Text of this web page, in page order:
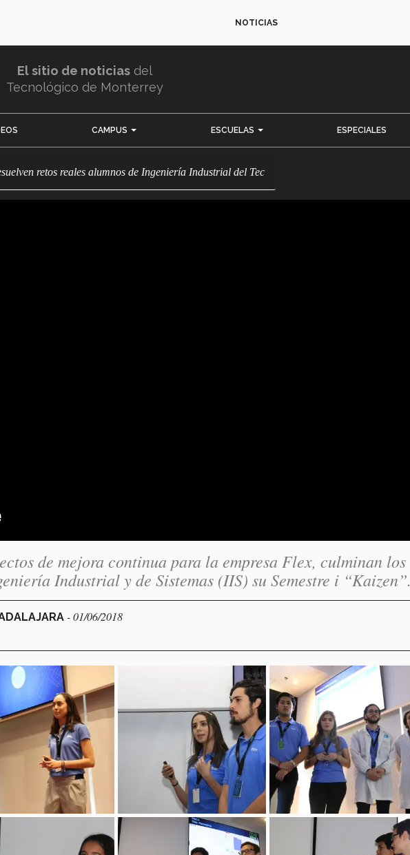
NOTICIAS
El sitio de noticias del
Tecnológico de Monterrey
CAMPUS ESCUELAS ESPECIALES
retos reales alumnos de Ingeniería Industrial del Tec
de mejora continua para la empresa Flex, culminan los
Industrial y de Sistemas (IIS) su Semestre i “Kaizen”.
- 01/06/2018